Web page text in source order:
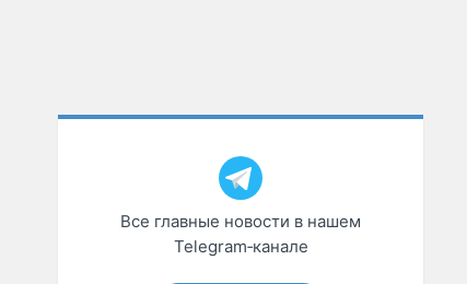
Все главные новости в нашем
Telegram‑канале